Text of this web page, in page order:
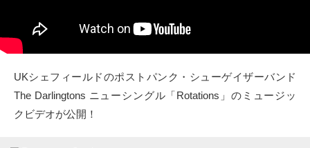
クト
Twitter
UKシェフィールドのポストパンク・シューゲイザーバンド
The Darlingtons ニューシングル「Rotations」のミュージッ
クビデオが公開！